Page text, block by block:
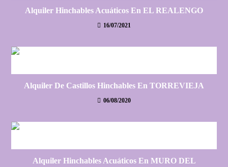
Alquiler Hinchables Acuáticos En EL REALENGO
16/07/2021
Alquiler De Castillos Hinchables En TORREVIEJA
06/08/2020
Alquiler Hinchables Acuáticos En MURO DEL